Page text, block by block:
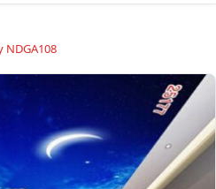
NDGA108